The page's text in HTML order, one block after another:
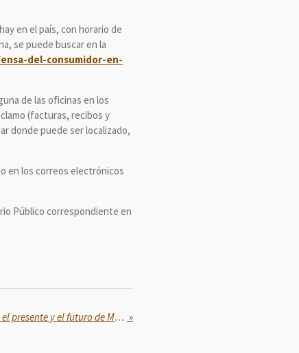
en el país, con horario de
se puede buscar en la
del-consumidor-en-
de las oficinas en los
(facturas, recibos y
donde puede ser localizado,
en los correos electrónicos
Público correspondiente en
"El 5 de mayo nos recuerda que el presente y el futuro de México es ser una nación libre, independiente y soberana": Sheinbaum »